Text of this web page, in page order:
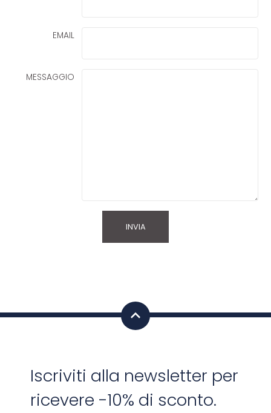
EMAIL
MESSAGGIO
Iscriviti alla newsletter per
ricevere -10% di sconto.